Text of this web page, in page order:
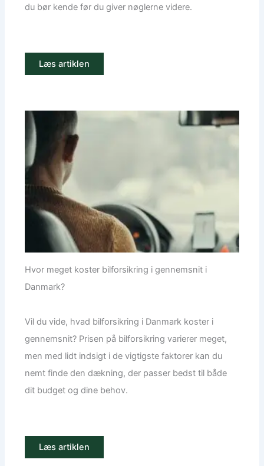
du bør kende før du giver nøglerne videre.
Læs artiklen
Hvor meget koster bilforsikring i gennemsnit i
Danmark?
Vil du vide, hvad bilforsikring i Danmark koster i
gennemsnit? Prisen på bilforsikring varierer meget,
men med lidt indsigt i de vigtigste faktorer kan du
nemt finde den dækning, der passer bedst til både
dit budget og dine behov.
Læs artiklen